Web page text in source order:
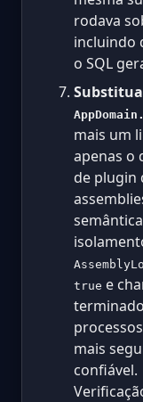
rodava
incluindo
o SQL
mais um
apenas o
de plugin
true e
mais
confiável.